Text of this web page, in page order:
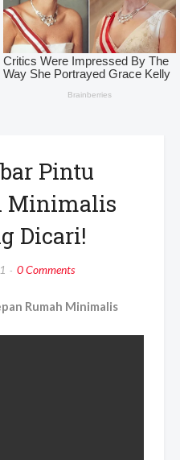
Pintu
Minimalis
Dicari!
0 Comments
Rumah Minimalis